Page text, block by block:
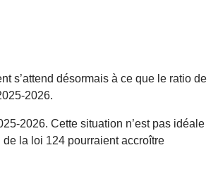
s’attend désormais à ce que le ratio de
2026.
2026. Cette situation n’est pas idéale
la loi 124 pourraient accroître